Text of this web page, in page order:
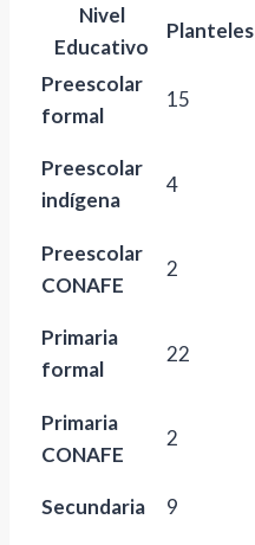
Nivel
Educativo
Planteles
Preescolar
formal
15
Preescolar
indígena
4
Preescolar
CONAFE
2
Primaria
formal
22
Primaria
CONAFE
2
Secundaria 9